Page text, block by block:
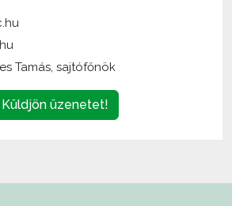
Küldjön üzenetet!